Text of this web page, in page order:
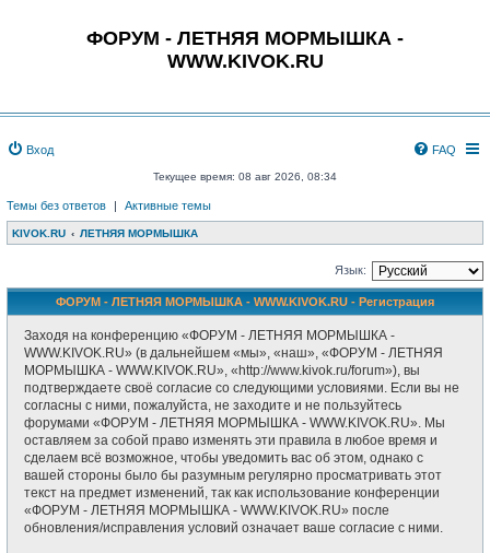
ФОРУМ - ЛЕТНЯЯ МОРМЫШКА -
WWW.KIVOK.RU
Вход FAQ
Текущее время: 08 авг 2026, 08:34
Темы без ответов | Активные темы
KIVOK.RU ЛЕТНЯЯ МОРМЫШКА
Язык:
ФОРУМ - ЛЕТНЯЯ МОРМЫШКА - WWW.KIVOK.RU - Регистрация
Заходя на конференцию «ФОРУМ - ЛЕТНЯЯ МОРМЫШКА -
WWW.KIVOK.RU» (в дальнейшем «мы», «наш», «ФОРУМ - ЛЕТНЯЯ
МОРМЫШКА - WWW.KIVOK.RU», «http://www.kivok.ru/forum»), вы
подтверждаете своё согласие со следующими условиями. Если вы не
согласны с ними, пожалуйста, не заходите и не пользуйтесь
форумами «ФОРУМ - ЛЕТНЯЯ МОРМЫШКА - WWW.KIVOK.RU». Мы
оставляем за собой право изменять эти правила в любое время и
сделаем всё возможное, чтобы уведомить вас об этом, однако с
вашей стороны было бы разумным регулярно просматривать этот
текст на предмет изменений, так как использование конференции
«ФОРУМ - ЛЕТНЯЯ МОРМЫШКА - WWW.KIVOK.RU» после
обновления/исправления условий означает ваше согласие с ними.